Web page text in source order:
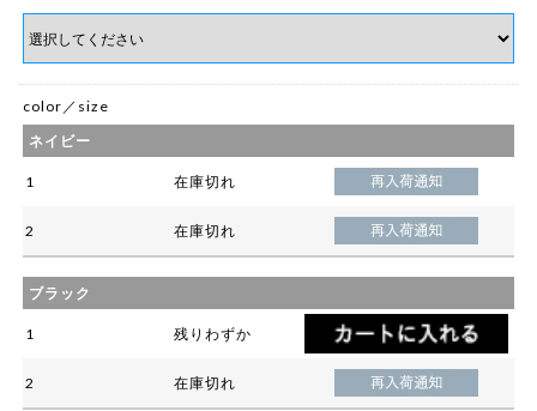
color／size
ネイビー
1 在庫切れ
2 在庫切れ
ブラック
1 残りわずか
2 在庫切れ